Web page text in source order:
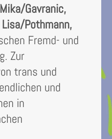
Gavranic,
Pothmann,
Fremd- und
Zur
trans und
und
in